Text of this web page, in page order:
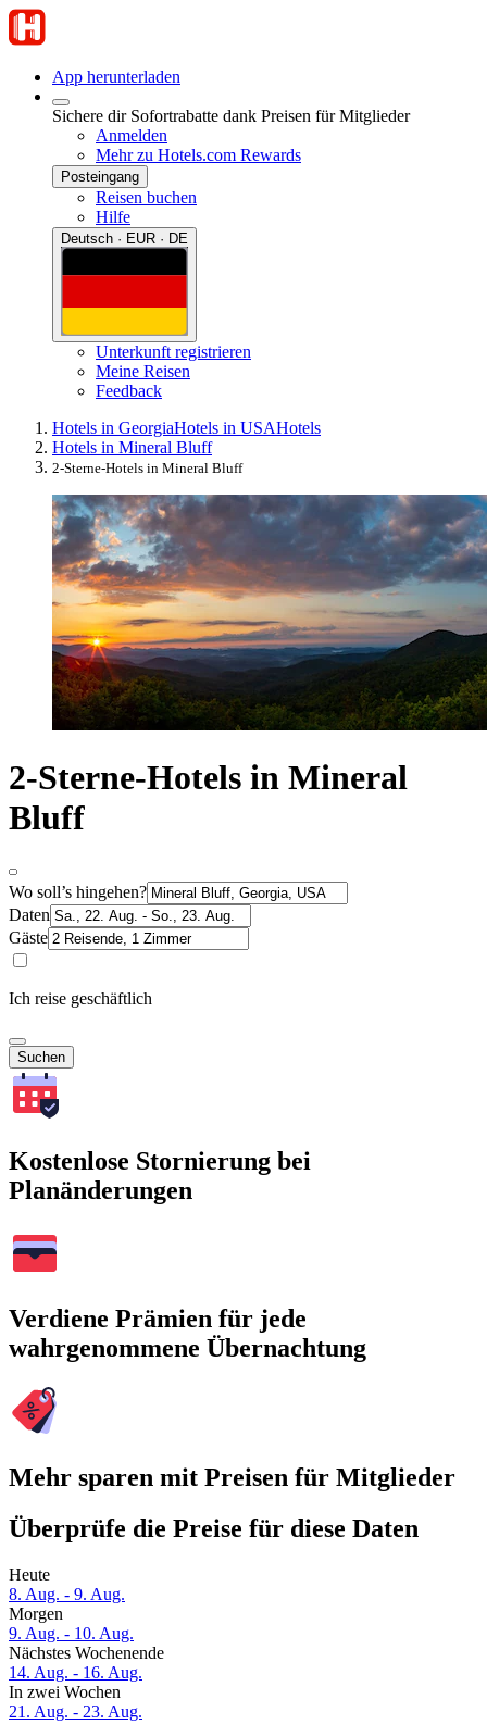
App herunterladen
Sichere dir Sofortrabatte dank Preisen für Mitglieder
Anmelden
Mehr zu Hotels.com Rewards
Posteingang
Reisen buchen
Hilfe
Deutsch · EUR · DE
Unterkunft registrieren
Meine Reisen
Feedback
Hotels in GeorgiaHotels in USAHotels
Hotels in Mineral Bluff
2-Sterne-Hotels in Mineral Bluff
2-Sterne-Hotels in Mineral
Bluff
Wo soll’s hingehen?
Daten
Gäste
Ich reise geschäftlich
Suchen
Kostenlose Stornierung bei
Planänderungen
Verdiene Prämien für jede
wahrgenommene Übernachtung
Mehr sparen mit Preisen für Mitglieder
Überprüfe die Preise für diese Daten
Heute
8. Aug. - 9. Aug.
Morgen
9. Aug. - 10. Aug.
Nächstes Wochenende
14. Aug. - 16. Aug.
In zwei Wochen
21. Aug. - 23. Aug.